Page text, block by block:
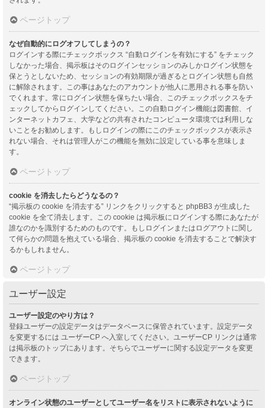
ページトップ
なぜ自動的にログオフしてしまうの？
ログインする際にチェックボックス “自動ログインを有効にする” をチェック
しなかった場合、掲示板はそのログインセッションのみしかログイン状態を
保とうとしないため、セッションの有効期限が過ぎるとログイン状態も自然
に解除されます。この事はあなたのアカウントが他人に悪用される事を防い
でくれます。常にログイン状態を保ちたい場合、このチェックボックスをチ
ェックしてからログインしてください。この自動ログイン機能は図書館、イ
ンターネットカフェ、大学などの共有されたコンピュータ環境では利用しな
いことをお勧めします。もしログインの際にこのチェックボックスが表示さ
れない場合、それは管理人がこの機能を無効に設定している事を意味しま
す。
ページトップ
cookie を消去したらどうなるの？
“掲示板の cookie を消去する” リンクをクリックすると phpBB3 が生成した
cookie を全て消去します。この cookie は掲示板にログインする際にあなたが
誰なのかを識別するためのものです。もしログインまたはログアウトに関し
て何らかの問題を抱えている場合、掲示板の cookie を消去することで解決す
るかもしれません。
ページトップ
ユーザー設定
ユーザー設定のやり方は？
登録ユーザーの設定データはデータベースに保管されています。設定データ
を変更するには ユーザーCP へ入室してください。ユーザーCP リンクは通常
は掲示板のトップにあります。そちらでユーザーに関する設定データを変更
できます。
ページトップ
オンライン状態のユーザーとしてユーザー名をリストに表示されないように